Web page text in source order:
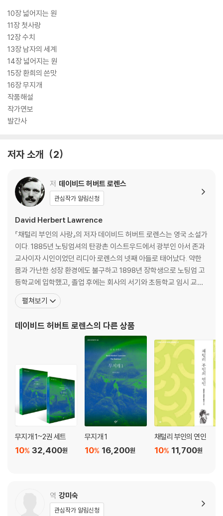
없이 드러나는 걸작이다. 또한 서구 근대문명의 초창기에 이미 근대문명의
한계를 직시하고 대안을 모색한 로런스의 사유는 동시대의 작가들에게서
찾아보기 힘든 선구적인 통찰이었다. 이 때문에 파격적인 묘사와 근대사회
에 대한 비판적 논조를 담은 『무지개』는 1915년 출간 당시부터 고초를 겪
었다. 국가주의와 전쟁을 비판한 대목들이 제국주의 영국 당국의 심기를
거슬렀고, 출간 직후 작품이 ‘음란물출판물법령’ 위반 판결을 받아 전량 압
수 및 판매금지 조치를 당한 것이다. 그러나 110년의 시간이 흐른 지금, 당
대의 금서는 고전의 반열에 올랐다. 근대 세계의 본질을 포착해내고 당대
영국뿐 아니라 전지구적 인류의 새로운 희망과 비전을 제시한 『무지개』는
오늘날 꼭 읽어야 할 고전으로 평가받는다.
10장 넓어지는 원
11장 첫사랑
12장 수치
13장 남자의 세계
14장 넓어지는 원
15장 환희의 쓴맛
16장 무지개
작품해설
작가연보
발간사
저자 소개 2
저 데이비드 허버트 로렌스
관심작가 알림신청
David Herbert Lawrence
『채털리 부인의 사랑』의 저자 데이비드 허버트 로렌스는 영국 소설가
이다. 1885년 노팅엄셔의 탄광촌 이스트우드에서 광부인 아서 존과
교사이자 시인이었던 리디아 로렌스의 넷째 아들로 태어났다. 약한
몸과 가난한 성장 환경에도 불구하고 1898년 장학생으로 노팅엄 고
등학교에 입학했고, 졸업 후에는 회사의 서기와 초등학교 임시 교사
를 거쳐 21세에 노팅엄의 유니버시티 칼리지에 진학했다. 1907년 제
시 체임버스라는 이름으로 단편 소설 「서곡」을 [노팅엄셔 가디언] 지
나 크로이든의 데이비드슨로드 학교에서 교편을 잡았
펼쳐보기
데이비드 허버트 로렌스의 다른 상품
무지개 1~2권 세트
32,400원
10%
무지개 1
16,200원
10%
채털리 부인의 연인
11,700원
10%
역 강미숙
관심작가 알림신청